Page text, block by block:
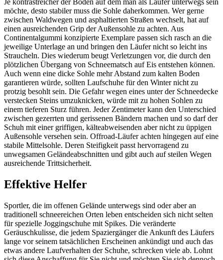
möchte, desto stabiler muss die Sohle daherkommen. Wer gerne
zwischen Waldwegen und asphaltierten Straßen wechselt, hat auf
einen ausreichenden Grip der Außensohle zu achten. Aus
Continentalgummi konzipierte Exemplare passen sich rasch an die
jeweilige Unterlage an und bringen den Läufer nicht so leicht ins
Straucheln. Dies wiederum beugt Verletzungen vor, die durch den
plötzlichen Übergang von Schneematsch auf Eis entstehen können.
Auch wenn eine dicke Sohle mehr Abstand zum kalten Boden
garantieren würde, sollten Laufschuhe für den Winter nicht zu
protzig besohlt sein. Die Gefahr wegen eines unter der Schneedecke
verstecken Steins umzuknicken, würde mit zu hohen Sohlen zu
einem tieferen Sturz führen. Jeder Zentimeter kann den Unterschied
zwischen gezerrten und gerissenen Bändern machen und so darf der
Schuh mit einer griffigen, kälteabweisenden aber nicht zu üppigen
Außensohle versehen sein. Offroad-Läufer achten hingegen auf eine
stabile Mittelsohle. Deren Steifigkeit passt hervorragend zu
unwegsamen Geländeabschnitten und gibt auch auf steilen Wegen
ausreichende Trittsicherheit.
Effektive Helfer
Sportler, die im offenen Gelände unterwegs sind oder aber an
traditionell schneereichen Orten leben entscheiden sich nicht selten
für spezielle Joggingschuhe mit Spikes. Die veränderte
Geräuschkulisse, die jedem Spaziergänger die Ankunft des Läufers
lange vor seinem tatsächlichen Erscheinen ankündigt und auch das
etwas andere Laufverhalten der Schuhe, schrecken viele ab. Lohnt